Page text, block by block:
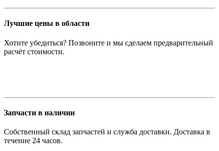
Лучшие цены в области
Хотите убедиться? Позвоните и мы сделаем предварительный
расчёт стоимости.
Запчасти в наличии
Собственный склад запчастей и служба доставки. Доставка в
течение 24 часов.